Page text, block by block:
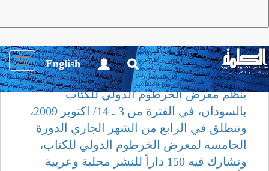
Toggle
English
الدورة الخامسة لمعرض الخرطوم
للكتاب
ينظم معرض الخرطوم الدولي للكتاب
بالسودان، في الفترة من 3 ـ 14/ اكتوبر 2009،
وتنطلق في الرابع من الشهر الجاري الدورة
الخامسة لمعرض الخرطوم الدولي للكتاب،
وتشارك فيه 150 داراً للنشر محلية وعربية